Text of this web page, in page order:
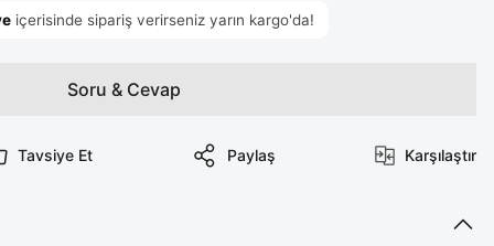
Soru & Cevap
Tavsiye Et Paylaş Karşılaştır